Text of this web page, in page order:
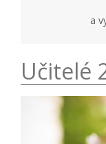
a
Učitelé